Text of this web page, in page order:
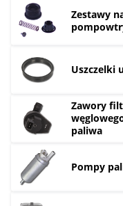
Zestawy
Uszczelki
Zawory
paliwa
Pompy